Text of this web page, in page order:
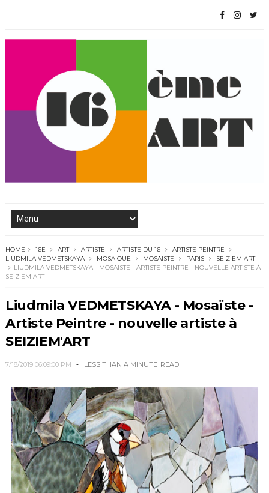
HOME 16E ART ARTISTE ARTISTE DU 16
ARTISTE PEINTRE
LIUDMILA VEDMETSKAYA
MOSAÏQUE MOSAÏSTE PARIS
SEIZIEM'ART
LIUDMILA VEDMETSKAYA - MOSAÏSTE - ARTISTE PEINTRE - NOUVELLE ARTISTE À
SEIZIEM'ART
Liudmila VEDMETSKAYA - Mosaïste -
Artiste Peintre - nouvelle artiste à
SEIZIEM'ART
7/18/2019 06:09:00 PM LESS THAN A MINUTE READ